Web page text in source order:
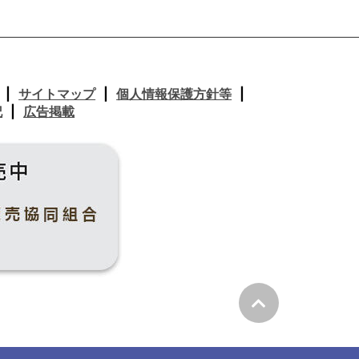
サイトマップ
個人情報保護方針等
広告掲載